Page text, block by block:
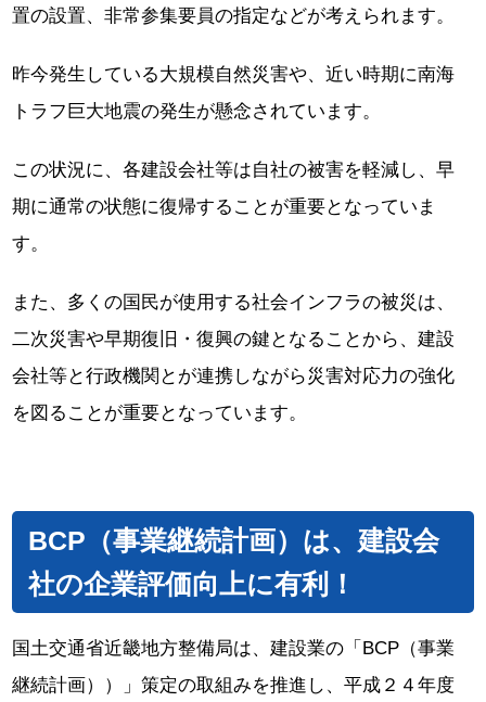
置の設置、非常参集要員の指定などが考えられます。
昨今発生している大規模自然災害や、近い時期に南海
トラフ巨大地震の発生が懸念されています。
この状況に、各建設会社等は自社の被害を軽減し、早
期に通常の状態に復帰することが重要となっていま
す。
また、多くの国民が使用する社会インフラの被災は、
二次災害や早期復旧・復興の鍵となることから、建設
会社等と行政機関とが連携しながら災害対応力の強化
を図ることが重要となっています。
BCP（事業継続計画）は、建設会
社の企業評価向上に有利！
国土交通省近畿地方整備局は、建設業の「BCP（事業
継続計画））」策定の取組みを推進し、平成２４年度